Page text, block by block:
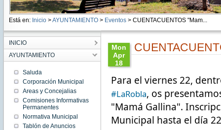
Está en: Inicio >AYUNTAMIENTO> Eventos> CUENTACUENTOS "Mam...
INICIO
AYUNTAMIENTO
Saluda
Corporación Municipal
Areas y Concejalias
Comisiones Informativas
Permanentes
Normativa Municipal
Tablón de Anuncios
Mon
Apr
18
CEST
Mon
11:59:00
CEST
2022
Mon Apr
Para el viernes 22,
#LaRobla, os
"Mamá Gallina".
Municipal hasta el día